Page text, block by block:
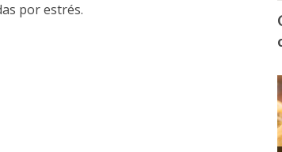
por estrés.